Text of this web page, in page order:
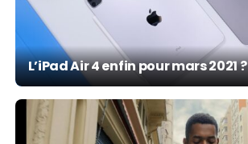
L’iPad Air 4 enfin pour mars 2021 ?